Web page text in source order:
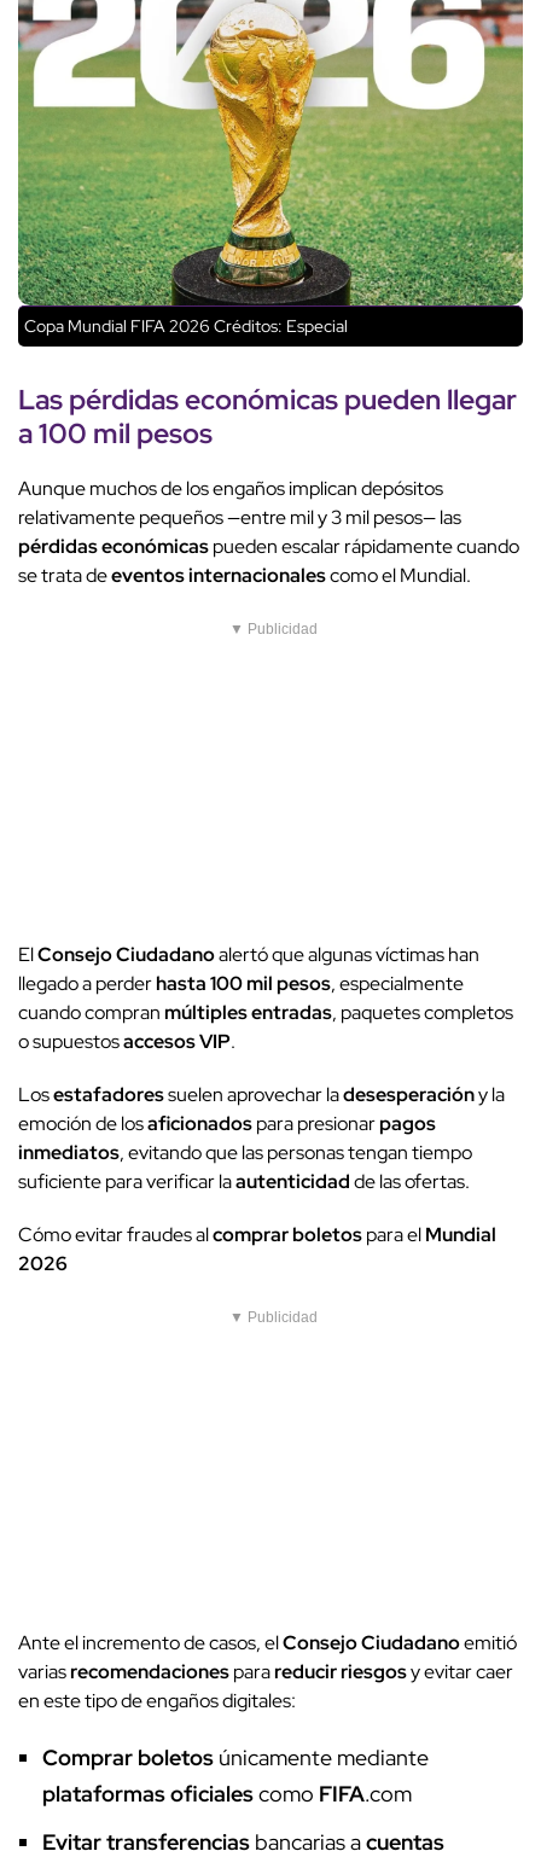
Copa Mundial FIFA 2026 Créditos: Especial
Laspérdidas económicaspueden llegar
a100 mil pesos
Aunque muchos de los engaños implican depósitos
relativamente pequeños —entre mil y 3 mil pesos— las
pérdidas económicaspueden escalar rápidamente cuando
se trata deeventos internacionalescomo el Mundial.
▼ Publicidad
ElConsejo Ciudadanoalertó que algunas víctimas han
llegado a perderhasta 100 mil pesos, especialmente
cuando compranmúltiples entradas, paquetes completos
o supuestosaccesos VIP.
Losestafadoressuelen aprovechar ladesesperacióny la
emoción de losaficionadospara presionarpagos
inmediatos, evitando que las personas tengan tiempo
suficiente para verificar laautenticidadde las ofertas.
Cómo evitar fraudes alcomprar boletospara elMundial
2026
▼ Publicidad
Ante el incremento de casos, elConsejo Ciudadanoemitió
variasrecomendacionesparareducir riesgosy evitar caer
en este tipo de engaños digitales:
Comprar boletos únicamente mediante
plataformas oficialescomo FIFA.com
Evitar transferencias bancarias acuentas